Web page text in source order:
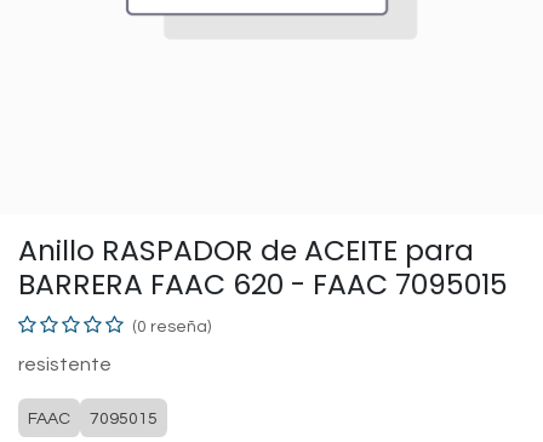
Anillo RASPADOR de ACEITE para
BARRERA FAAC 620 - FAAC 7095015
(0 reseña)
resistente
FAAC 7095015